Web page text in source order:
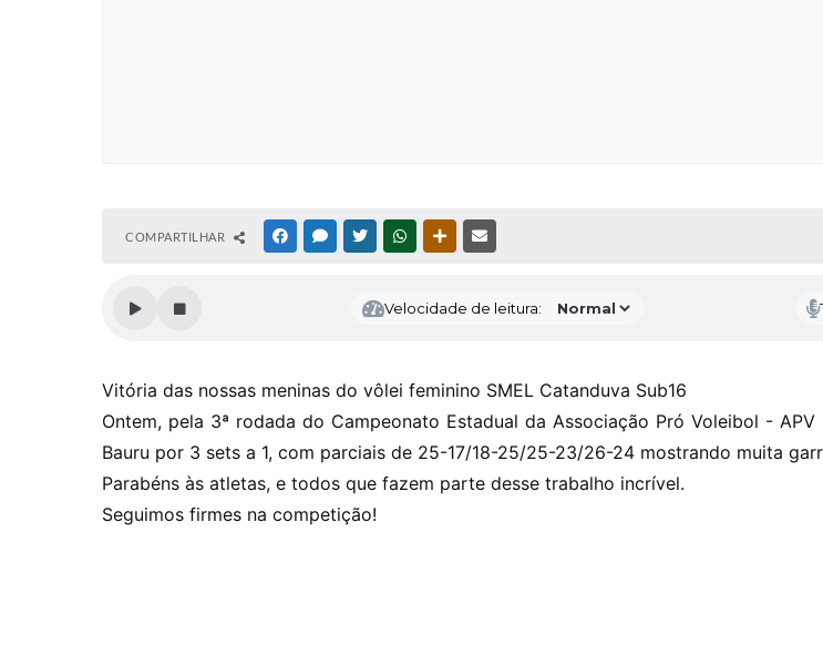
COMPARTILHAR FACEBOOKMESSENGER
TWITTERWHATSAPPOUTRAS MÍDIAS
Velocidade de leitura:
Vitória das nossas meninas do vôlei feminino SMEL Catanduva Sub16
Ontem, pela 3ª rodada do Campeonato Estadual da Associação Pró Voleibol -
Bauru por 3 sets a 1, com parciais de 25-17/18-25/25-23/26-24 mostrando muita
Parabéns às atletas, e todos que fazem parte desse trabalho incrível.
Seguimos firmes na competição!